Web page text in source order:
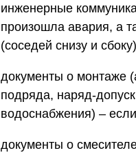
инженерные
произошла авария, а
(соседей снизу и
документы о монтаже
подряда, наряд-
водоснабжения) –
документы о